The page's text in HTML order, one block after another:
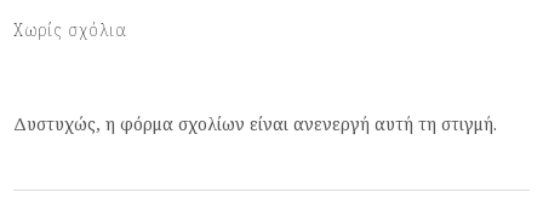
Χωρίς σχόλια
Δυστυχώς, η φόρμα σχολίων είναι ανενεργή αυτή τη στιγμή.